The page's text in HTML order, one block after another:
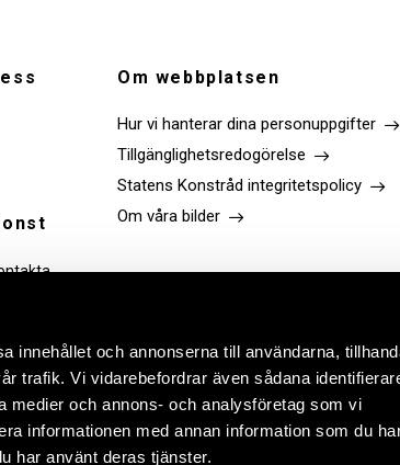
innehållet och annonserna till användarna,
trafik. Vi vidarebefordrar även sådana
medier och annons- och analysföretag som vi
informationen med annan information som du
har använt deras tjänster.
Om webbplatsen
Hur vi hanterar dina personuppgifter
Tillgänglighetsredogörelse
Statens Konstråd integritetspolicy
Om våra bilder
Link
to
facebook
Link
to
instagram
Link
to
Linkedin
Link
to
youtube